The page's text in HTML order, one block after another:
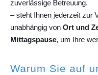
zuverlässige Betreuung.
– steht Ihnen jederzeit zur
unabhängig von Ort und
Mittagspause, um Ihre
Warum Sie auf